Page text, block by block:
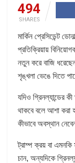
494
SHARES
মার্কিন প্রেসিডেন্ট
প্রতিক্রিয়ায়
নতুন করে বাজি
শৃঙ্খলা ভেঙে দিতে
যদিও গ্রিনল্যান্ডের
থাকবে বলে আশা করা
কীভাবে অবস্থান
ট্রাম্প ক্রয় বা এমনকি
চান, অন্যদিকে